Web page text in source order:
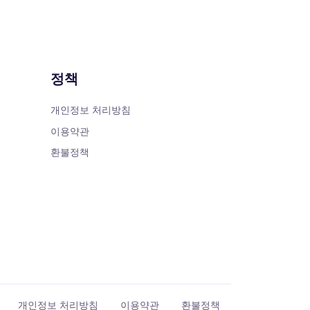
정책
개인정보 처리방침
이용약관
환불정책
개인정보 처리방침 이용약관 환불정책